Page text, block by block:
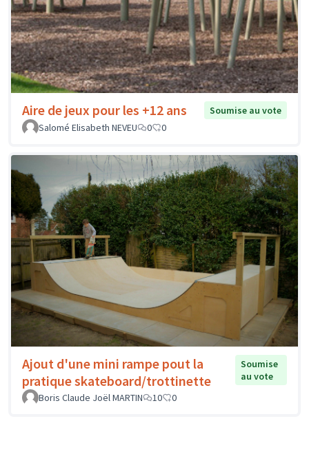
Aire de jeux pour les +12 ans
Soumise au vote
Salomé Elisabeth NEVEU
0 0
Ajout d'une mini rampe pout la
pratique skateboard/trottinette
Soumise
au vote
Boris Claude Joël MARTIN
10 0